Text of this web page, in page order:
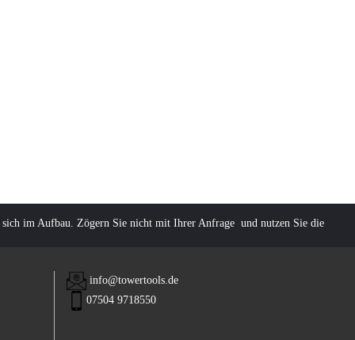
im Aufbau. Zögern Sie nicht mit Ihrer Anfrage und nutzen Sie die
info@towertools.de
07504 9718550